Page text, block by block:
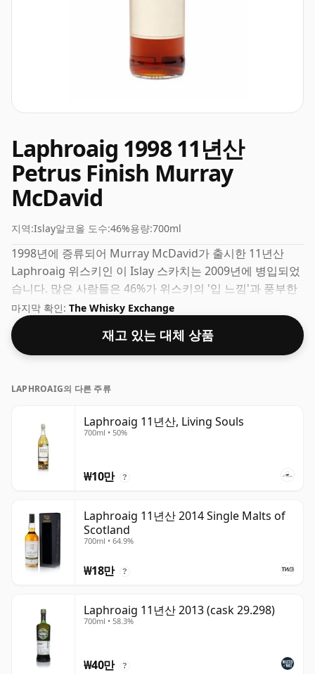
Laphroaig 1998 11년산
Petrus Finish Murray
McDavid
지역:Islay알코올 도수:46%용량:700ml
1998년에 증류되어 Murray McDavid가 출시한 11년산
Laphroaig 위스키인 이 Islay 스카치는 2009년에 병입되었
습니다. 많은 사람들은 46%가 위스키의 '입 느낌'과 풍부한
풍미를 경험하기에 좋은 ABV라고 생각합니다.
마지막 확인: The Whisky Exchange
재고 있는 대체 상품
LAPHROAIG의 다른 주류
Laphroaig 11년산, Living Souls
700ml • 50%
₩10만 ?
Laphroaig 11년산 2014 Single Malts of
Scotland
700ml • 64.9%
₩18만 ?
Laphroaig 11년산 2013 (cask 29.298)
700ml • 58.3%
₩40만 ?